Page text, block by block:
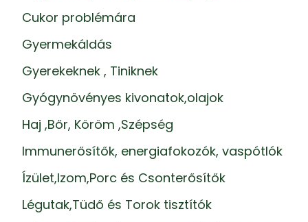
Cukor problémára
Gyermekáldás
Gyerekeknek , Tiniknek
Gyógynövényes kivonatok,olajok
Haj ,Bőr, Köröm ,Szépség
Immunerősítők, energiafokozók, vaspótlók
Ízület,Izom,Porc és Csonterősítők
Légutak,Tüdő és Torok tisztítók